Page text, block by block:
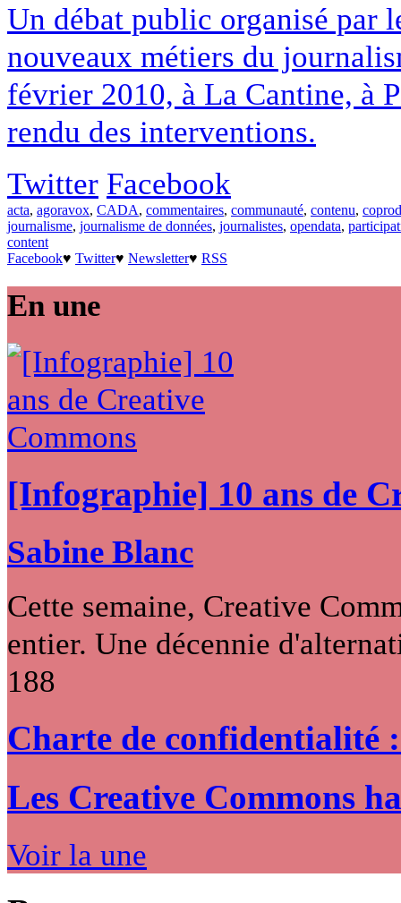
Un débat public organisé par
nouveaux métiers du
février 2010, à La Cantine, à
rendu des interventions.
Twitter Facebook
acta, agoravox, CADA, commentaires, communauté, contenu,
journalisme, journalisme de données, journalistes, opendata,
content
Facebook♥ Twitter♥ Newsletter♥ RSS
En une
[Infographie] 10 ans de
Sabine Blanc
Cette semaine, Creative
entier. Une décennie
188
Charte de confidentialité
Les Creative Commons
Voir la une